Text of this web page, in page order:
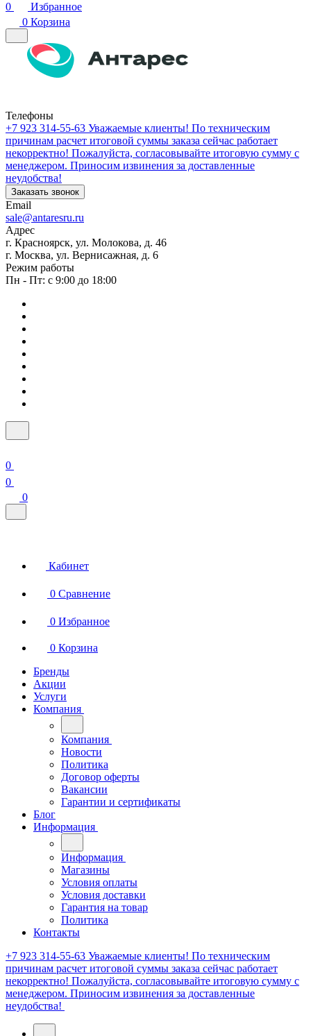
0
Избранное
0 Корзина
Телефоны
+7 923 314-55-63 Уважаемые клиенты! По техническим
причинам расчет итоговой суммы заказа сейчас работает
некорректно! Пожалуйста, согласовывайте итоговую сумму с
менеджером. Приносим извинения за доставленные
неудобства!
Заказать звонок
Email
sale@antaresru.ru
Адрес
г. Красноярск, ул. Молокова, д. 46
г. Москва, ул. Вернисажная, д. 6
Режим работы
Пн - Пт: с 9:00 до 18:00
0
0
0
Кабинет
0 Сравнение
0 Избранное
0 Корзина
Бренды
Акции
Услуги
Компания
Компания
Новости
Политика
Договор оферты
Вакансии
Гарантии и сертификаты
Блог
Информация
Информация
Магазины
Условия оплаты
Условия доставки
Гарантия на товар
Политика
Контакты
+7 923 314-55-63 Уважаемые клиенты! По техническим
причинам расчет итоговой суммы заказа сейчас работает
некорректно! Пожалуйста, согласовывайте итоговую сумму с
менеджером. Приносим извинения за доставленные
неудобства!